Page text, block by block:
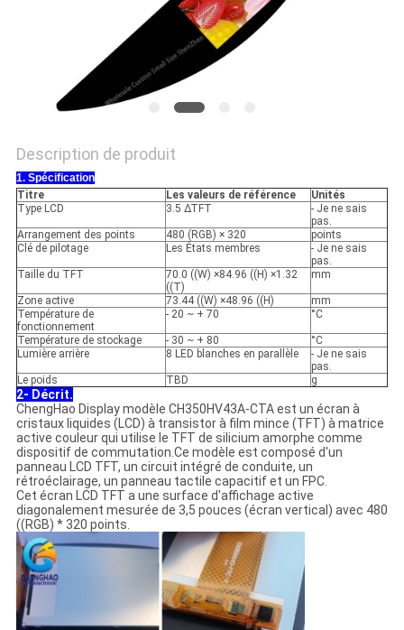
Description de produit
1. Spécification
Titre
Les valeurs de référence
Unités
Type LCD
3.5 ∆TFT
- Je ne sais
pas.
Arrangement des points
480 (RGB) × 320
points
Clé de pilotage
Les États membres
- Je ne sais
pas.
Taille du TFT
70.0 ((W) ×84.96 ((H) ×1.32
((T)
mm
Zone active 73.44 ((W) ×48.96 ((H)
mm
Température de
fonctionnement
- 20 ~ + 70 °C
Température de stockage - 30 ~ + 80
°C
Lumière arrière
8 LED blanches en parallèle
- Je ne sais
pas.
Le poids
TBD g
2- Décrit.
ChengHao Display modèle CH350HV43A-CTA est un écran à
cristaux liquides (LCD) à transistor à film mince (TFT) à matrice
active couleur qui utilise le TFT de silicium amorphe comme
dispositif de commutation.Ce modèle est composé d'un
panneau LCD TFT, un circuit intégré de conduite, un
rétroéclairage, un panneau tactile capacitif et un FPC.
Cet écran LCD TFT a une surface d'affichage active
diagonalement mesurée de 3,5 pouces (écran vertical) avec 480
((RGB) * 320 points.